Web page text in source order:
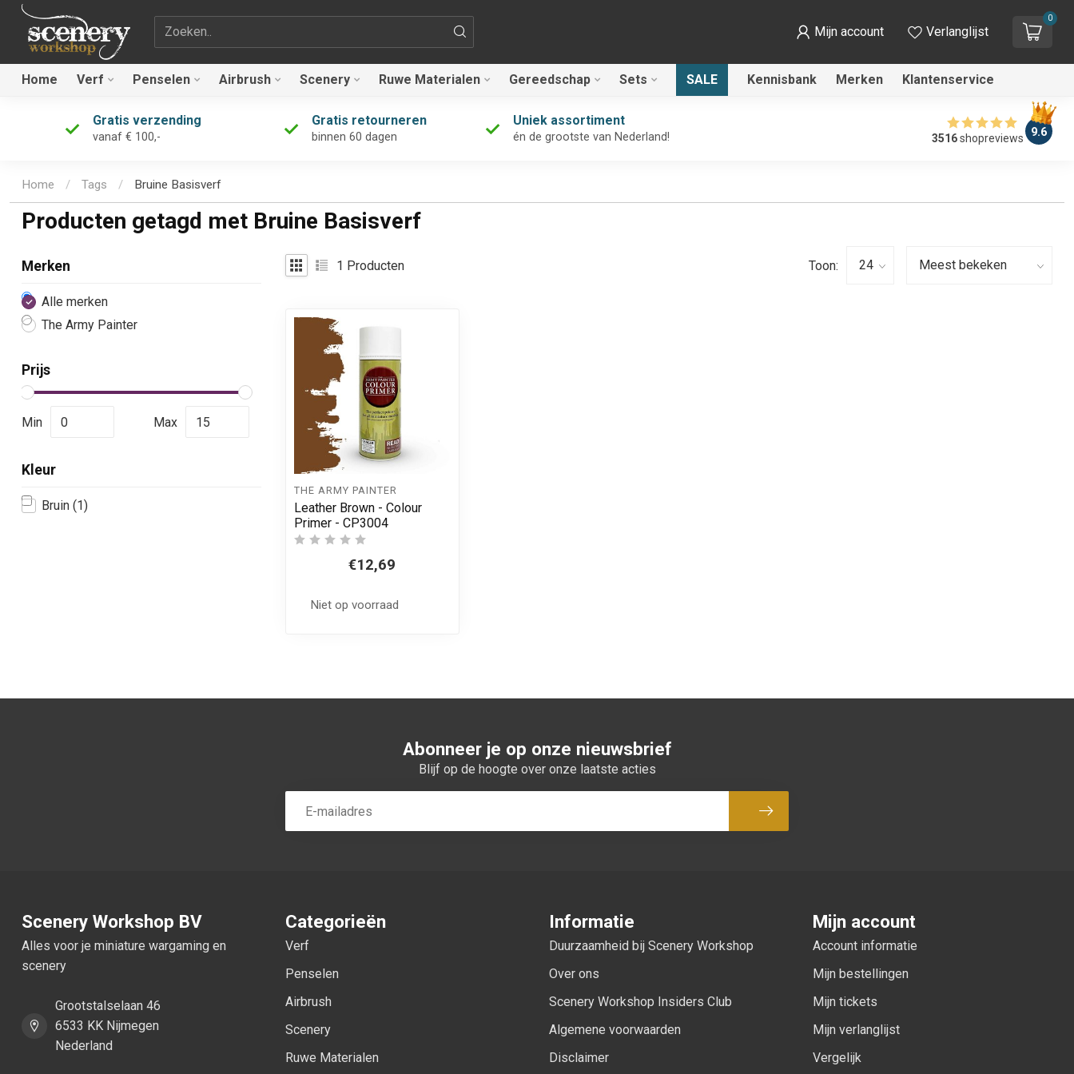
Zoekterm Mijn account Verlanglijst
0
Home Verf Penselen Airbrush Scenery Ruwe Materialen Gereedschap Sets SALE Kennisbank Merken Klantenservice
Gratis verzending
vanaf € 100,-
Gratis retourneren
binnen 60 dagen
Uniek assortiment
én de grootste van Nederland! 3516shopreviews 9.6
Home / Tags / Bruine Basisverf
Producten getagd met Bruine Basisverf
Merken
Alle merken
The Army Painter
Kleur
Bruin (1)
Prijs
Min Max
1 Producten Toon:
THE ARMY PAINTER
Leather Brown - Colour
Primer - CP3004
€12,69
Niet op voorraad
Abonneer je op onze nieuwsbrief
Blijf op de hoogte over onze laatste acties
Abonneer
Scenery Workshop BV
Alles voor je miniature wargaming en
scenery
Grootstalselaan 46
6533 KK Nijmegen
Nederland
Categorieën
Verf
Penselen
Airbrush
Scenery
Ruwe Materialen
Informatie
Duurzaamheid bij Scenery Workshop
Over ons
Scenery Workshop Insiders Club
Algemene voorwaarden
Disclaimer
Mijn account
Account informatie
Mijn bestellingen
Mijn tickets
Mijn verlanglijst
Vergelijk